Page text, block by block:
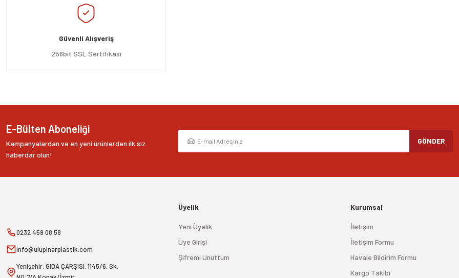
Ürün resmi kalitesiz, bozuk veya görüntülenemiyor.
Ürün açıklamasında eksik bilgiler bulunuyor.
Ürün bilgilerinde hatalar bulunuyor.
Ürün fiyatı diğer sitelerden daha pahalı.
Güvenli Alışveriş
256bit SSL Sertifikası
E-Bülten Aboneliği
Kampanyalardan ve en yeni ürünlerden ilk siz
haberdar olun!
GÖNDER
0232 459 08 58
info@ulupinarplastik.com
Yenişehir, GIDA ÇARŞISI, 1145/6. Sk.
Üyelik
Yeni Üyelik
Üye Girişi
Şifremi Unuttum
Kurumsal
İletişim
İletişim Formu
Havale Bildirim Formu
Kargo Takibi